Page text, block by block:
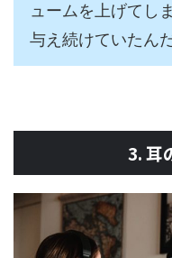
ュームを上げてし
与え続けていたん
3. 耳